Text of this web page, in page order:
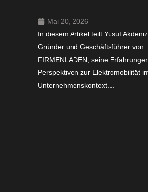
Mai 20, 2026
In diesem Artikel teilt Yusuf
Gründer und Geschäftsführer von
FIRMENLADEN, seine
Perspektiven zur Elektromobilität
Unternehmenskontext....